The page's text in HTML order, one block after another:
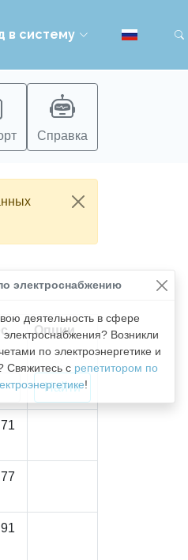
в систему
Справка
электроснабжению
деятельность в сфере
Возникли
по электроэнергетике и
Свяжитесь с репетитором по
!
Опции